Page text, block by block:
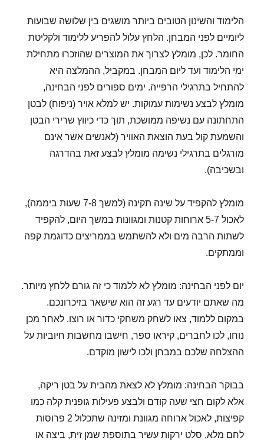
הלימוד והשינון הטובים ביותר מושגים בין שלושה שבועות
ליומיים לפני המבחן. הלחץ עלול להפריע ללימוד ולקליטת
החומר. לכן, מומלץ לצרוך את המוצרים שהוזכרו מתחילת
ימי הלימוד ועד ליום המבחן. במקביל, ההמלצה היא
להתחיל בתרגילי הרפייה. ימים ספורים לפני הבחינה,
מומלץ לבצע נשימות עמוקות. יש למלא אויר (ניפוח) לבטן
התחתונה עם נשיפה ממושכת, תוך כדי כיווץ שרירי הבטן
והשמעת קול בעת הוצאת האוויר (לאנשים אשר אינם
מורגלים בתרגילי נשימה מומלץ לבצע זאת בהדרגה
ובשכיבה).
מומלץ להקפיד על שינה תקינה (למשך 7-8 שעות ביממה),
לאכול 5-7 ארוחות קטנות ומגוונות במשך היום, להקפיד
לשתות הרבה מים ולא להשתמש בממריצים כדוגמת קפה
וממתקים.
יום לפני הבחינה: מומלץ לא ללמוד כי זה גורם ללחץ מיותר.
מה שאתם יודעים עד רגע זה הוא שישאר בזיכרונכם.
במקום ללמוד, צאו לשחק משחקי כדור או רוצו. לאחר מכן
נוחו, לכו לחברים, קיראו ספר, חישבו מחשבות חיוביות על
ההצלחה שלכם במבחן ולכו לישון מוקדם.
בבוקר הבחינה: מומלץ לא לצאת מהבית על בטן ריקה,
אלא לקום חצי שעה קודם ולבצע פעילות גופנית קלה כמו
קפיצות, לאכול ארוחה מגוונת ומזינה שתכלול 2 פרוסות
לחם מלא, סלט ירקות עשיר בתוספת שמן זית, ביצה או